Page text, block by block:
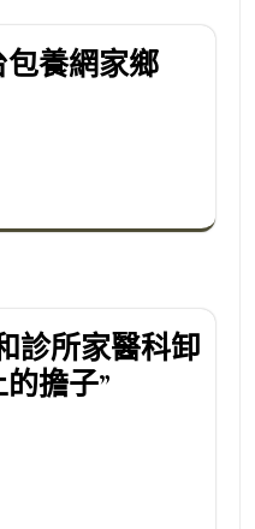
養網家鄉
診所家醫科卸
擔子”